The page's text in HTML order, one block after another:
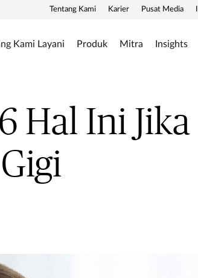
Tentang Kami Karier Pusat Media
Kami Layani Produk Mitra Insights
Hal Ini Jika